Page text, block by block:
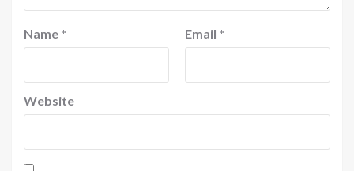
Name * Email *
Website